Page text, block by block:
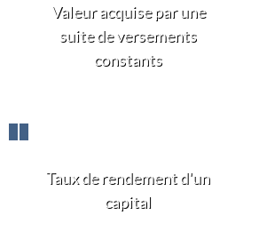
Valeur acquise par une
suite de versements
constants
Taux de rendement d'un
capital